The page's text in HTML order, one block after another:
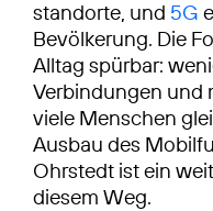
standorte, und 5G
Bevölkerung. Die
Alltag spürbar:
Verbindungen und
viele Menschen
Ausbau des
Ohrstedt ist ein
diesem Weg.